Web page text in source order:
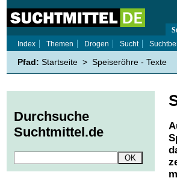
Index
Themen Drogen Sucht
Pfad: Startseite > Speiseröhre - Texte
Durchsuche
Suchtmittel.de